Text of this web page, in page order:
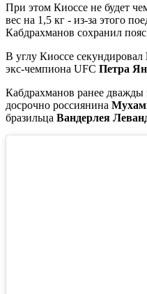
При этом Киоссе не будет
вес на 1,5 кг - из-за этого
Кабдрахманов сохранил
В углу Киоссе секундировал
экс-чемпиона UFC Петра
Кабдрахманов ранее
досрочно россиянина
бразильца Вандерлея